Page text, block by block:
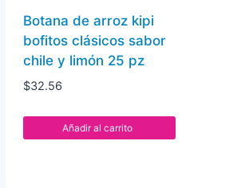
Botana de arroz kipi
bofitos clásicos sabor
chile y limón 25 pz
$32.56
Añadir al carrito